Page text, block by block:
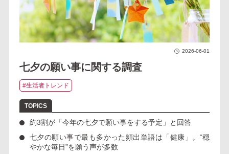
2026-06-01
七夕の願い事に関する調査
#生活者トレンド
約3割が「今年の七夕で願い事をする予定」
と回答
七夕の願い事で最も多かった頻出単語は 「健康」
。“穏
やかな毎日”を願う声が多数